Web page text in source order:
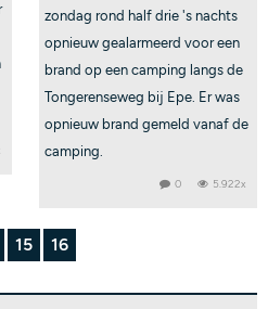
zondag rond half drie 's nachts
opnieuw gealarmeerd voor een
brand op een camping langs de
Tongerenseweg bij Epe. Er was
opnieuw brand gemeld vanaf de
camping.
0 5.922x
15 16